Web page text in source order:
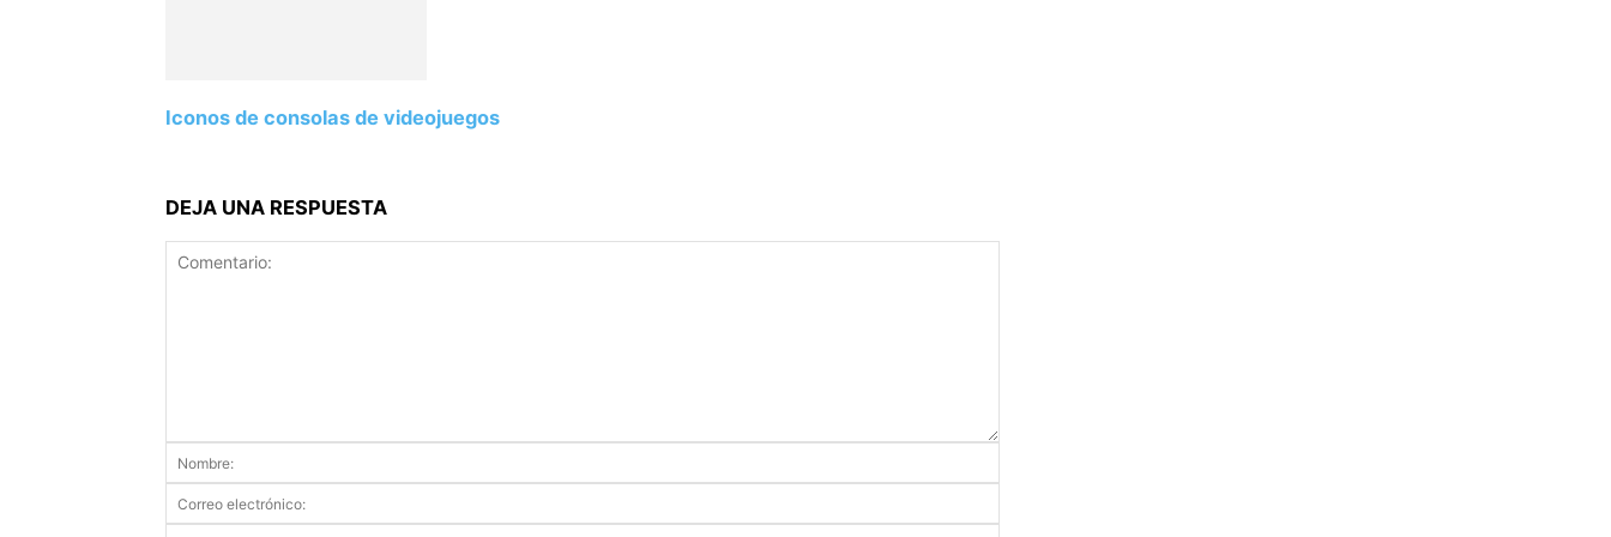
Iconos de consolas de videojuegos
DEJA UNA RESPUESTA